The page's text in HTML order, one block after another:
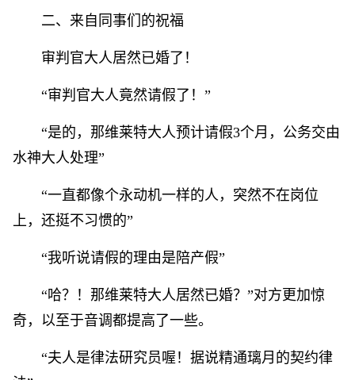
二、来自同事们的祝福
审判官大人居然已婚了！
“审判官大人竟然请假了！”
“是的，那维莱特大人预计请假3个月，公务交由
水神大人处理”
“一直都像个永动机一样的人，突然不在岗位
上，还挺不习惯的”
“我听说请假的理由是陪产假”
“哈？！那维莱特大人居然已婚？”对方更加惊
奇，以至于音调都提高了一些。
“夫人是律法研究员喔！据说精通璃月的契约律